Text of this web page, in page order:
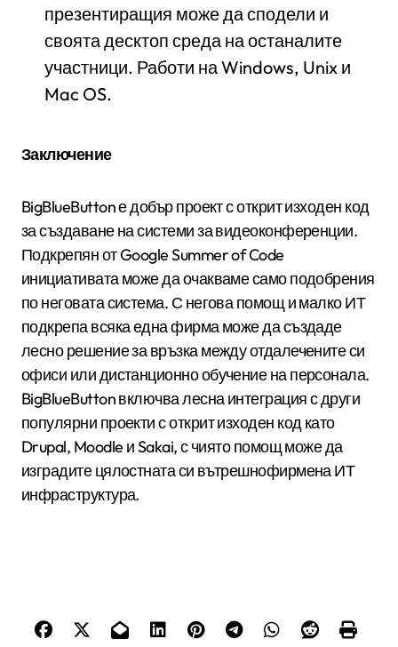
презентиращия може да сподели и
своята десктоп среда на останалите
участници. Работи на Windows, Unix и
Mac OS.
Заключение
BigBlueButton е добър проект с открит изходен код
за създаване на системи за видеоконференции.
Подкрепян от Google Summer of Code
инициативата може да очакваме само подобрения
по неговата система. С негова помощ и малко ИТ
подкрепа всяка една фирма може да създаде
лесно решение за връзка между отдалечените си
офиси или дистанционно обучение на персонала.
BigBlueButton включва лесна интеграция с други
популярни проекти с открит изходен код като
Drupal, Moodle и Sakai, с чиято помощ може да
изградите цялостната си вътрешнофирмена ИТ
инфраструктура.